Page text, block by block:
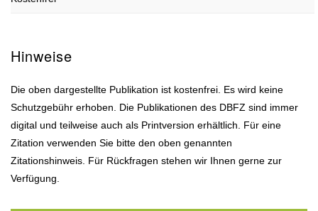
Hinweise
Die oben dargestellte Publikation ist kostenfrei. Es wird keine
Schutzgebühr erhoben. Die Publikationen des DBFZ sind immer
digital und teilweise auch als Printversion erhältlich. Für eine
Zitation verwenden Sie bitte den oben genannten
Zitationshinweis. Für Rückfragen stehen wir Ihnen gerne zur
Verfügung.